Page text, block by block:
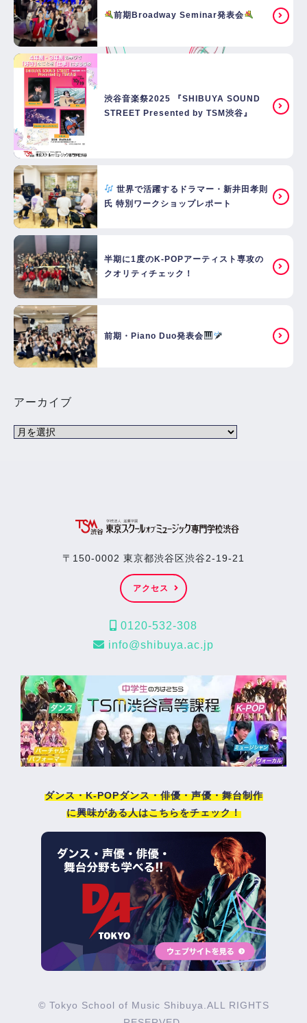
前期Broadway Seminar発表会
渋谷音楽祭2025 『SHIBUYA SOUND
STREET Presented by TSM渋谷』
世界で活躍するドラマー・新井田孝則
氏 特別ワークショップレポート
半期に1度のK-POPアーティスト専攻の
クオリティチェック！
前期・Piano Duo発表会
アーカイブ
〒150-0002 東京都渋谷区渋谷2-19-21
アクセス
0120-532-308
info@shibuya.ac.jp
ダンス・K-POPダンス・俳優・声優・舞台制作
に興味がある人はこちらをチェック！
© Tokyo School of Music Shibuya.ALL RIGHTS